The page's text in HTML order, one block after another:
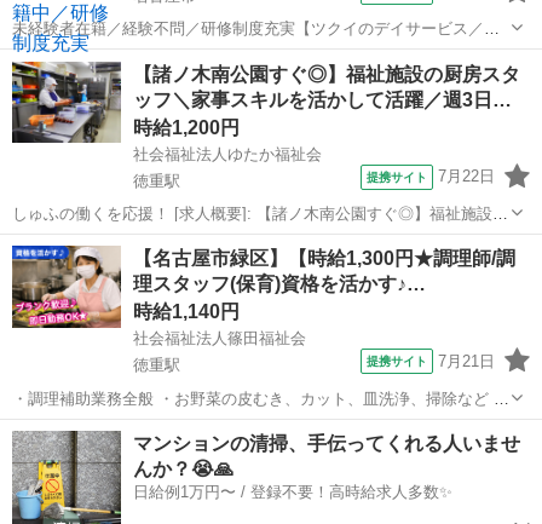
未経験者在籍／経験不問／研修制度充実【ツクイのデイサービス／調
理スタッフ求人】 通いの送迎付きの介護サービス！産休・育休取得実
績あり&子育てママ在籍中！ライフイベントにも柔軟に対応していま
す。 【仕事内容】 調理を通して...
愛知 名古屋市 その他
【諸ノ木南公園すぐ◎】福祉施設の厨房スタ
ッフ＼家事スキルを活かして活躍／週3日…
時給1,200円
社会福祉法人ゆたか福祉会
徳重駅
提携サイト 7月22日
しゅふの働くを応援！ [求人概要]: 【諸ノ木南公園すぐ◎】福祉施設の
厨房スタッフ＼家事スキルを活かして活躍／週3日～＆1日5時間～
OK！フルタイム勤務なら賞与あり◎扶養内可＆車通勤OK♪ [職種名]:
福祉施設の厨房ス...
愛知 名古屋市 徳重駅 その他
【名古屋市緑区】【時給1,300円★調理師/調
理スタッフ(保育)資格を活かす♪…
時給1,140円
社会福祉法人篠田福祉会
徳重駅
提携サイト 7月21日
・調理補助業務全般 ・お野菜の皮むき、カット、皿洗浄、掃除など ～
お仕事先情報～ ・アレルギー対応あり アルバイト ・交通費支給 ・昇
給あり ・寸志あり ・扶養控除内考慮 ・副業OK ・マイカー通勤可（駐
車場自己負担） ...
愛知 名古屋市 その他
マンションの清掃、手伝ってくれる人いませ
んか？😭🙏
日給例1万円〜 / 登録不要！高時給求人多数✨